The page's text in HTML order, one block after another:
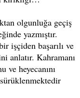
olgunluğa geçiş
yazmıştır.
işçiden başarılı ve
anlatır. Kahramanı
ve heyecanını